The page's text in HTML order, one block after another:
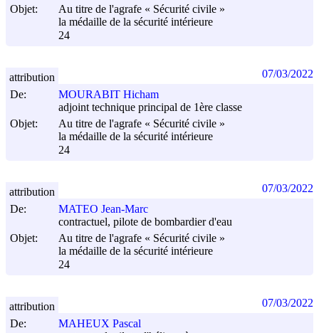
Objet:
Au titre de l'agrafe « Sécurité civile »
la médaille de la sécurité intérieure
24
De:
MOURABIT Hicham
adjoint technique principal de 1ère classe
Objet:
Au titre de l'agrafe « Sécurité civile »
la médaille de la sécurité intérieure
24
attribution 07/03/2022
De:
MATEO Jean-Marc
contractuel, pilote de bombardier d'eau
Objet:
Au titre de l'agrafe « Sécurité civile »
la médaille de la sécurité intérieure
24
attribution 07/03/2022
De:
MAHEUX Pascal
attribution 07/03/2022